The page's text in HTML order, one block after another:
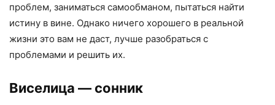
проблем, заниматься самообманом, пытаться найти
истину в вине. Однако ничего хорошего в реальной
жизни это вам не даст, лучше разобраться с
проблемами и решить их.
Виселица — сонник